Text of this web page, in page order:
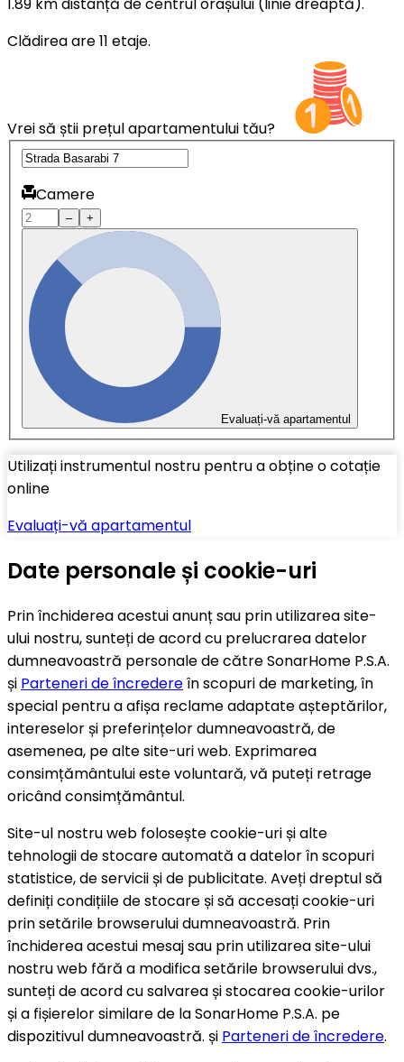
Clădirea are 11 etaje.
Vrei să știi prețul apartamentului tău?
Camere
– +
Evaluați-vă apartamentul
Utilizați instrumentul nostru pentru a obține o cotație
online
Evaluați-vă apartamentul
Date personale și cookie-uri
Prin închiderea acestui anunț sau prin utilizarea site-
ului nostru, sunteți de acord cu prelucrarea datelor
dumneavoastră personale de către SonarHome P.S.A.
și Parteneri de încredereîn scopuri de marketing, în
special pentru a afișa reclame adaptate așteptărilor,
intereselor și preferințelor dumneavoastră, de
asemenea, pe alte site-uri web. Exprimarea
consimțământului este voluntară, vă puteți retrage
oricând consimțământul.
Site-ul nostru web folosește cookie-uri și alte
tehnologii de stocare automată a datelor în scopuri
statistice, de servicii și de publicitate. Aveți dreptul să
definiți condițiile de stocare și să accesați cookie-uri
prin setările browserului dumneavoastră. Prin
închiderea acestui mesaj sau prin utilizarea site-ului
nostru web fără a modifica setările browserului dvs.,
sunteți de acord cu salvarea și stocarea cookie-urilor
și a fișierelor similare de la SonarHome P.S.A. pe
dispozitivul dumneavoastră. și Parteneri de încredere.